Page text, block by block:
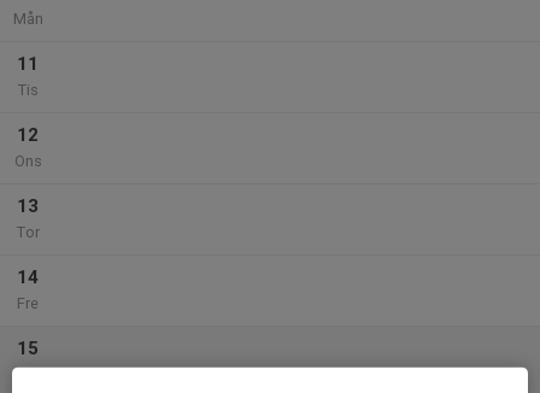
Mån
11
Tis
12
Ons
13
Tor
14
Fre
15